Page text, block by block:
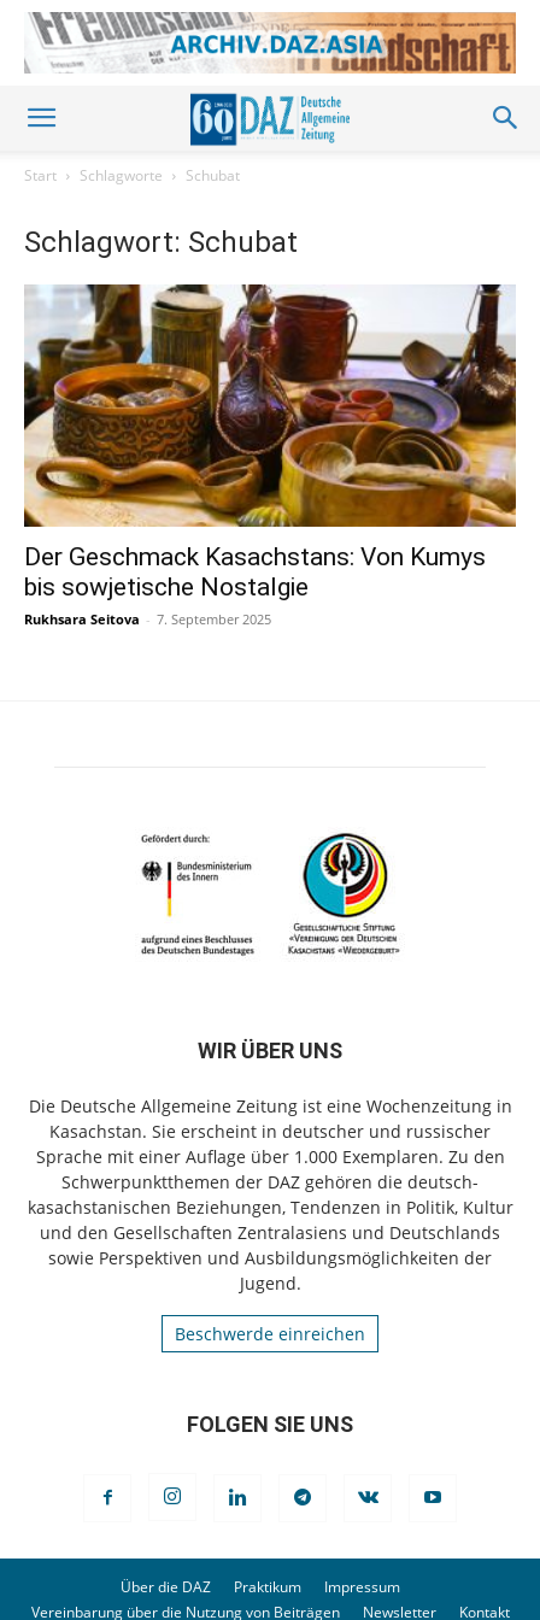
Start Schlagworte Schubat
Schlagwort: Schubat
Der Geschmack Kasachstans: Von Kumys
bis sowjetische Nostalgie
Rukhsara Seitova - 7. September 2025
WIR ÜBER UNS
Die Deutsche Allgemeine Zeitung ist eine Wochenzeitung in
Kasachstan. Sie erscheint in deutscher und russischer
Sprache mit einer Auflage über 1.000 Exemplaren. Zu den
Schwerpunktthemen der DAZ gehören die deutsch-
kasachstanischen Beziehungen, Tendenzen in Politik, Kultur
und den Gesellschaften Zentralasiens und Deutschlands
sowie Perspektiven und Ausbildungsmöglichkeiten der
Jugend.
Beschwerde einreichen
FOLGEN SIE UNS
Über die DAZ Praktikum
Impressum
Vereinbarung über die Nutzung von Beiträgen
Newsletter Kontakt